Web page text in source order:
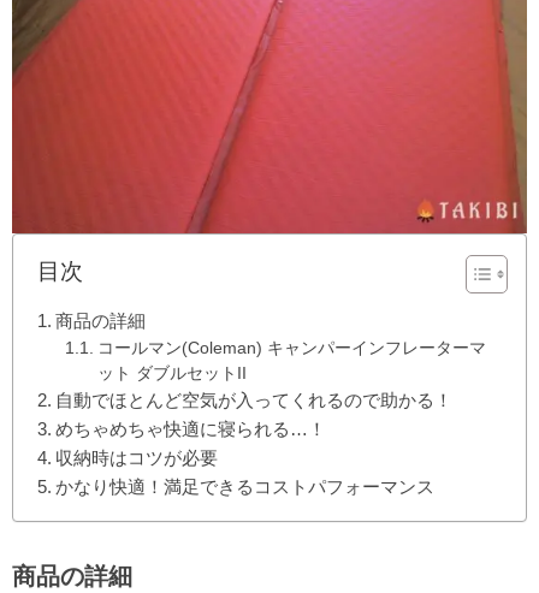
目次
商品の詳細
コールマン(Coleman) キャンパーインフレーターマ
ット ダブルセットII
自動でほとんど空気が入ってくれるので助かる！
めちゃめちゃ快適に寝られる…！
収納時はコツが必要
かなり快適！満足できるコストパフォーマンス
商品の詳細